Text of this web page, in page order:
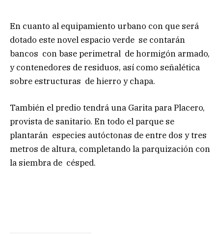
En cuanto al equipamiento urbano con que será
dotado este novel espacio verde se contarán
bancos con base perimetral de hormigón armado,
y contenedores de residuos, así como señalética
sobre estructuras de hierro y chapa.
También el predio tendrá una Garita para Placero,
provista de sanitario. En todo el parque se
plantarán especies autóctonas de entre dos y tres
metros de altura, completando la parquización con
la siembra de césped.